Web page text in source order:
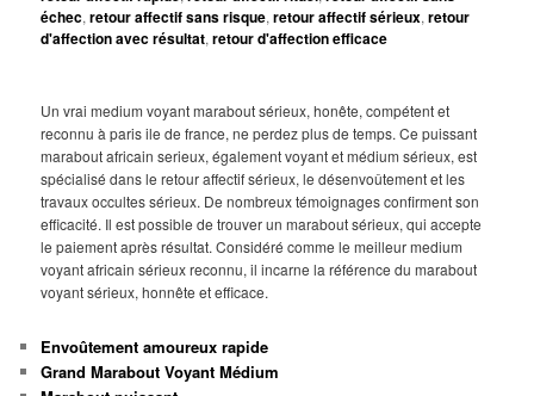
échec,retour affectif sans risque,retour affectif sérieux,retour
d'affection avec résultat,retour d'affection efficace
Un vrai medium voyant marabout sérieux, honête, compétent et
reconnu à paris ile de france, ne perdez plus de temps. Ce puissant
marabout africain serieux, également voyant et médium sérieux, est
spécialisé dans le retour affectif sérieux, le désenvoûtement et les
travaux occultes sérieux. De nombreux témoignages confirment son
efficacité. Il est possible de trouver un marabout sérieux, qui accepte
le paiement après résultat. Considéré comme le meilleur medium
voyant africain sérieux reconnu, il incarne la référence du marabout
voyant sérieux, honnête et efficace.
Envoûtement amoureux rapide
Grand Marabout Voyant Médium